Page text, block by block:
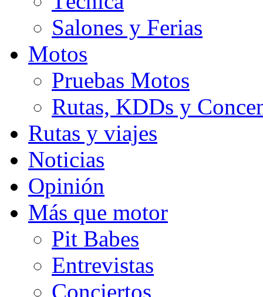
Salones y Ferias
Motos
Pruebas Motos
Rutas, KDDs y
Rutas y viajes
Noticias
Opinión
Más que motor
Pit Babes
Entrevistas
Conciertos